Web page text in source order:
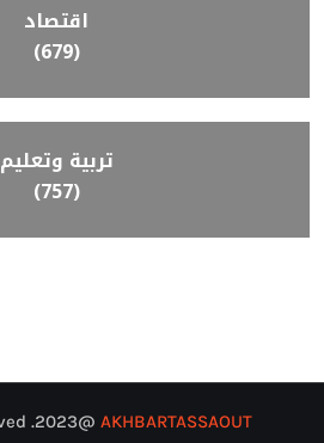
اقتصاد
(679)
تربية وتعليم
(757)
AKHBARTASSAOUT
@2023. All Rights Reserved.